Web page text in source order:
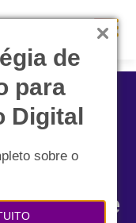
de
para
Digital
sobre o
a
é a que